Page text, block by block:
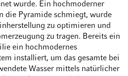
wurde. Ein hochmoderner
die Pyramide schmiegt, wurde
zu optimieren und
zu tragen. Bereits ein
ein hochmodernes
installiert, um das gesamte bei
Wasser mittels natürlicher